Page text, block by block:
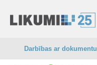
Darbības ar dokumentu